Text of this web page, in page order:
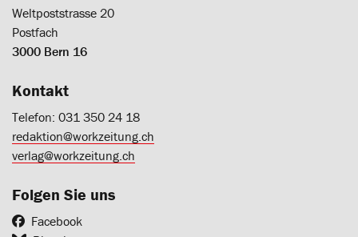
Weltpoststrasse 20
Postfach
3000 Bern 16
Kontakt
Telefon: 031 350 24 18
redaktion@workzeitung.ch
verlag@workzeitung.ch
Folgen Sie uns
Facebook